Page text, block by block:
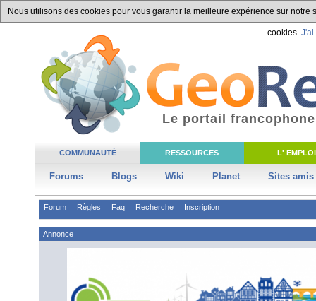
Nous utilisons des cookies pour vous garantir la meilleure expérience sur
cookies. J'ai
COMMUNAUTÉ RESSOURCES L' EMPLOI
Forums Blogs Wiki Planet Sites amis
Le portail
Forum Règles Faq Recherche Inscription
Annonce